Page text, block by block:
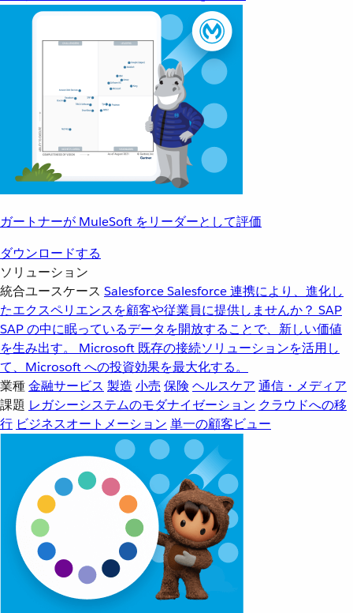
ガートナーが MuleSoft をリーダーとして評価
ダウンロードする
ソリューション
統合ユースケース SalesforceSalesforce 連携により、進化し
たエクスペリエンスを顧客や従業員に提供しませんか？ SAP
SAP の中に眠っているデータを開放することで、新しい価値
を生み出す。
Microsoft 既存の接続ソリューションを活用し
て、Microsoft への投資効果を最大化する。
業種金融サービス 製造 小売 保険 ヘルスケア 通信・メディア
課題 レガシーシステムのモダナイゼーション クラウドへの移
行 ビジネスオートメーション 単一の顧客ビュー